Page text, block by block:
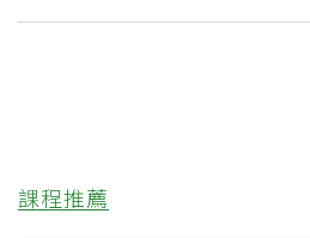
課程推薦